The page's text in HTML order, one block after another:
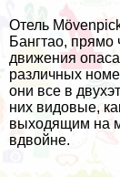
Oтель
Бангтао, прямо
движения
различных
они все в
них видовые,
выходящим на
вдвойне.